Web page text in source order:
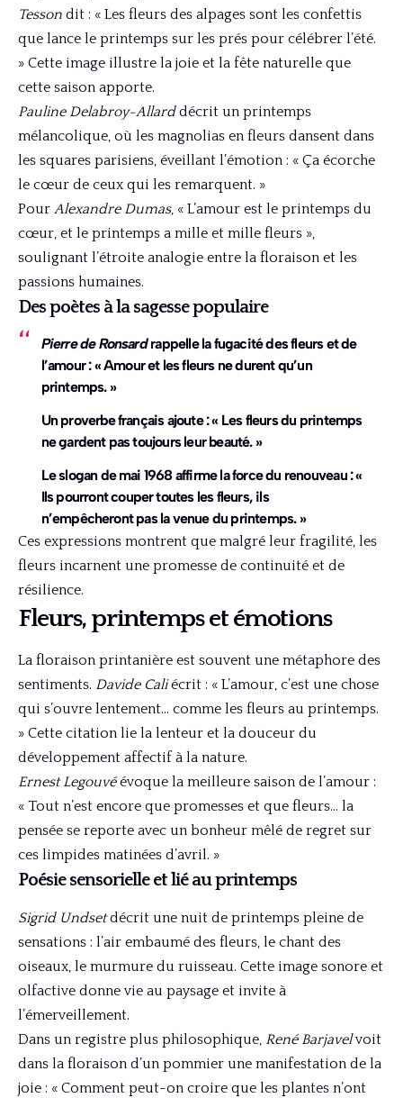
Tesson dit : « Les fleurs des alpages sont les confettis
que lance le printemps sur les prés pour célébrer l’été.
» Cette image illustre la joie et la fête naturelle que
cette saison apporte.
Pauline Delabroy-Allarddécrit un printemps
mélancolique, où les magnolias en fleurs dansent dans
les squares parisiens, éveillant l’émotion : « Ça écorche
le cœur de ceux qui les remarquent. »
Pour Alexandre Dumas, « L’amour est le printemps du
cœur, et le printemps a mille et mille fleurs »,
soulignant l’étroite analogie entre la floraison et les
passions humaines.
Des poètes à la sagesse populaire
Pierre de Ronsardrappelle la fugacité des fleurs et de
l’amour : « Amour et les fleurs ne durent qu’un
printemps. »
Un proverbe français ajoute : « Les fleurs du printemps
ne gardent pas toujours leur beauté. »
Le slogan de mai 1968 affirme la force du renouveau : «
Ils pourront couper toutes les fleurs, ils
n’empêcheront pas la venue du printemps. »
Ces expressions montrent que malgré leur fragilité, les
fleurs incarnent une promesse de continuité et de
résilience.
Fleurs, printemps et émotions
La floraison printanière est souvent une métaphore des
sentiments. Davide Caliécrit : « L’amour, c’est une chose
qui s’ouvre lentement… comme les fleurs au printemps.
» Cette citation lie la lenteur et la douceur du
développement affectif à la nature.
Ernest Legouvéévoque la meilleure saison de l’amour :
« Tout n’est encore que promesses et que fleurs… la
pensée se reporte avec un bonheur mêlé de regret sur
ces limpides matinées d’avril. »
Poésie sensorielle et lié au printemps
Sigrid Undsetdécrit une nuit de printemps pleine de
sensations : l’air embaumé des fleurs, le chant des
oiseaux, le murmure du ruisseau. Cette image sonore et
olfactive donne vie au paysage et invite à
l’émerveillement.
Dans un registre plus philosophique, René Barjavelvoit
dans la floraison d’un pommier une manifestation de la
joie : « Comment peut-on croire que les plantes n’ont